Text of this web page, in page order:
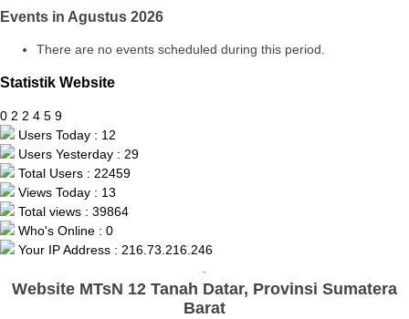
Events in Agustus 2026
There are no events scheduled during this period.
Statistik Website
0 2 2 4 5 9
Users Today : 12
Users Yesterday : 29
Total Users : 22459
Views Today : 13
Total views : 39864
Who's Online : 0
Your IP Address : 216.73.216.246
Website MTsN 12 Tanah Datar, Provinsi Sumatera
Barat